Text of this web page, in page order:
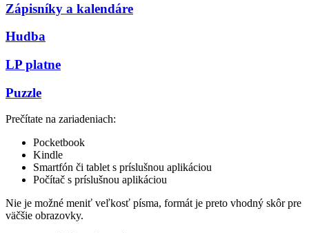
Zápisníky a kalendáre
Hudba
LP platne
Puzzle
Prečítate na zariadeniach:
Pocketbook
Kindle
Smartfón či tablet s príslušnou aplikáciou
Počítač s príslušnou aplikáciou
Nie je možné meniť veľkosť písma, formát je preto vhodný skôr pre
väčšie obrazovky.